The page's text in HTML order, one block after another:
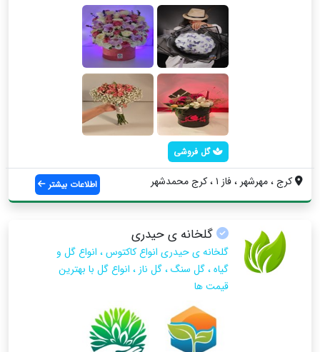
گل فروشی
کرج ، مهرشهر ، فاز ۱ ، کرج محمدشهر اطلاعات بیشتر
گلخانه ی حیدری
گلخانه ی حیدری انواع کاکتوس ، انواع گل و
گیاه ، گل سنگ ، گل ناز ، انواع گل با بهترین
قیمت ها